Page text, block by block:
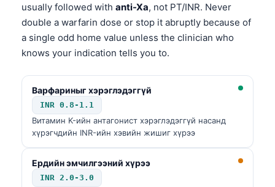
usually followed with anti-Xa, not PT/INR. Never
double a warfarin dose or stop it abruptly because of
a single odd home value unless the clinician who
knows your indication tells you to.
Варфариныг хэрэглэдэггүй
INR 0.8-1.1
Витамин K-ийн антагонист хэрэглэдэггүй насанд
хүрэгчдийн INR-ийн хэвийн жишиг хүрээ
Ердийн эмчилгээний хүрээ
INR 2.0-3.0
অসমীয়া
Latviešu valoda
Македонски јазик
Euskara
Gàidhlig
Occitan
العربية المغربية
Afrikaans